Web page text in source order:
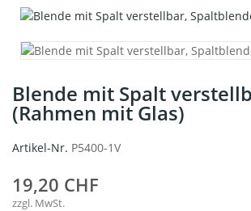
Blende mit Spalt
(Rahmen mit Glas)
Artikel-Nr. P5400-1V
19,20 CHF
zzgl. MwSt.